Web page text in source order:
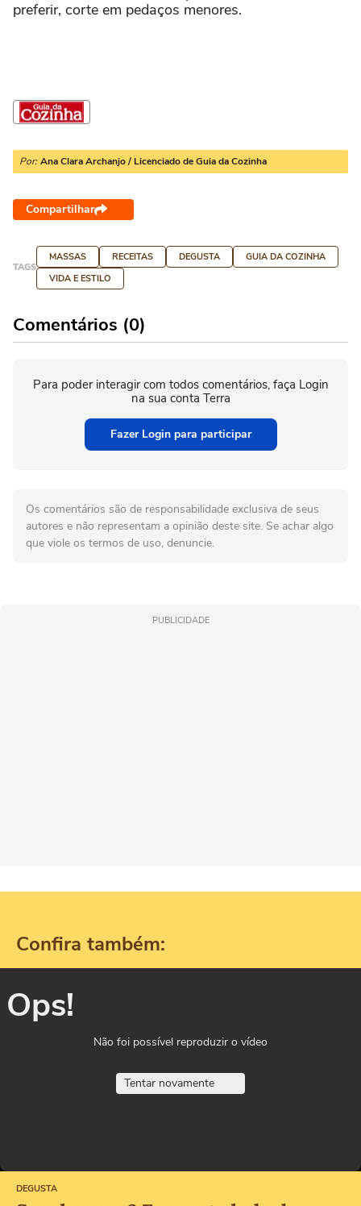
preferir, corte em pedaços menores.
Por: Ana Clara Archanjo / Licenciado de Guia da Cozinha
Compartilhar
TAGS
MASSAS RECEITAS DEGUSTA
GUIA DA COZINHA
VIDA E ESTILO
Comentários (0)
Para poder interagir com todos comentários, faça Login
na sua conta Terra
Fazer Login para participar
Os comentários são de responsabilidade exclusiva de seus
autores e não representam a opinião deste site. Se achar algo
que viole os termos de uso, denuncie.
PUBLICIDADE
Confira também:
Ops!
Não foi possível reproduzir o vídeo
Tentar novamente
DEGUSTA